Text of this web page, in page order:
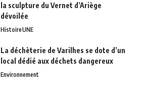
la sculpture du Vernet d’Ariège
dévoilée
HistoireUNE
La déchèterie de Varilhes se dote d’un
local dédié aux déchets dangereux
Environnement